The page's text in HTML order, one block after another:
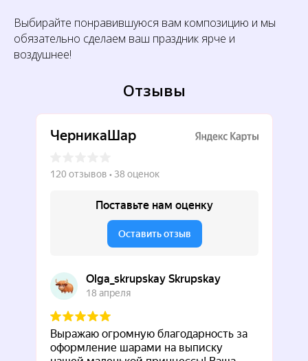
Выбирайте понравившуюся вам композицию и мы
обязательно сделаем ваш праздник ярче и
воздушнее!
Отзывы